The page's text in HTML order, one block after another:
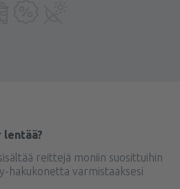
reittejä moniin suosittuihin
hakukonetta varmistaaksesi